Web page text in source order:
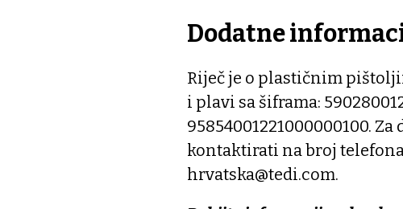
Dodatne
Riječ je o plastičnim
i plavi sa šiframa:
95854001221000000100.
kontaktirati na broj
hrvatska@tedi.com.